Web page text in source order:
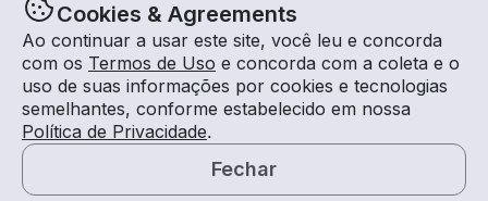
Cookies & Agreements
Ao continuar a usar este site, você leu e concorda
com os Termos de Uso e concorda com a coleta e o
uso de suas informações por cookies e tecnologias
semelhantes, conforme estabelecido em nossa
Política de Privacidade.
Fechar
© Getmyboat 2026TermosPrivacidade